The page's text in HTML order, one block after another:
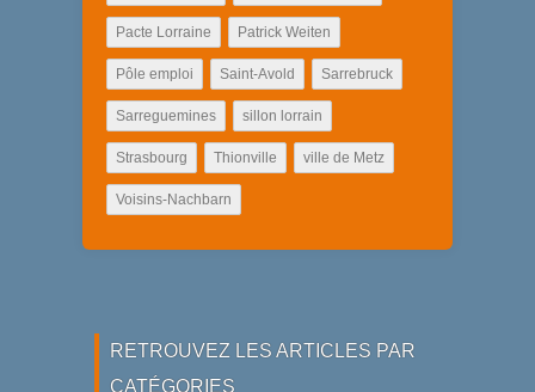
Pacte Lorraine Patrick Weiten
Pôle emploi Saint-Avold Sarrebruck
Sarreguemines sillon lorrain
Strasbourg Thionville ville de Metz
Voisins-Nachbarn
RETROUVEZ LES ARTICLES PAR
CATÉGORIES